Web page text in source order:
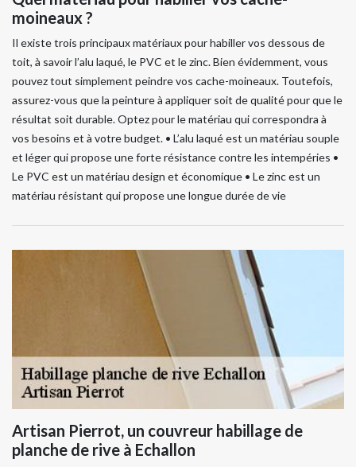
moineaux ?
Il existe trois principaux matériaux pour habiller vos dessous de
toit, à savoir l’alu laqué, le PVC et le zinc. Bien évidemment, vous
pouvez tout simplement peindre vos cache-moineaux. Toutefois,
assurez-vous que la peinture à appliquer soit de qualité pour que le
résultat soit durable. Optez pour le matériau qui correspondra à
vos besoins et à votre budget. • L’alu laqué est un matériau souple
et léger qui propose une forte résistance contre les intempéries •
Le PVC est un matériau design et économique • Le zinc est un
matériau résistant qui propose une longue durée de vie
Artisan Pierrot, un couvreur habillage de
planche de rive à Echallon